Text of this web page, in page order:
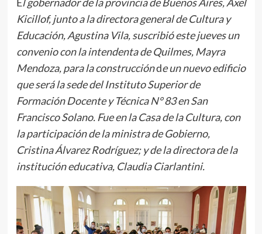
Kicillof, junto a la directora general de Cultura y
Educación, Agustina Vila, suscribió este jueves un
convenio con la intendenta de Quilmes, Mayra
Mendoza, para la construcciónde un nuevo edificio
que será la sede del Instituto Superior de
Formación Docente y Técnica N° 83 en San
Francisco Solano. Fue en la Casa de la Cultura, con
la participación de la ministra de Gobierno,
Cristina Álvarez Rodríguez; y de la directora de la
institución educativa, Claudia Ciarlantini.